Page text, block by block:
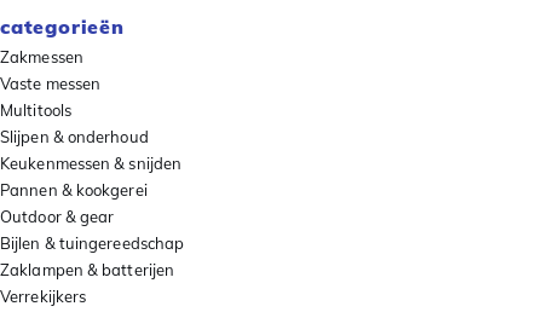
categorieën
Zakmessen
Vaste messen
Multitools
Slijpen & onderhoud
Keukenmessen & snijden
Pannen & kookgerei
Outdoor & gear
Bijlen & tuingereedschap
Zaklampen & batterijen
Verrekijkers